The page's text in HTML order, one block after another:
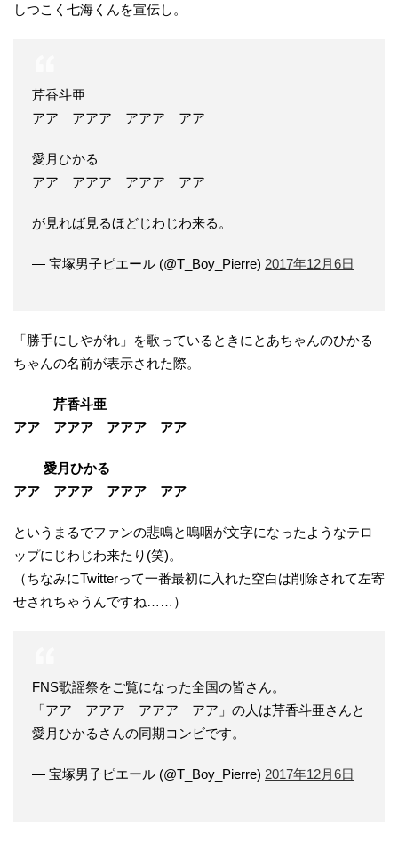
しつこく七海くんを宣伝し。
芹香斗亜
アア アアア アアア アア
愛月ひかる
アア アアア アアア アア
が見れば見るほどじわじわ来る。
— 宝塚男子ピエール (@T_Boy_Pierre) 2017年12月6日
「勝手にしやがれ」を歌っているときにとあちゃんのひかる
ちゃんの名前が表示された際。
芹香斗亜
アア アアア アアア アア
愛月ひかる
アア アアア アアア アア
というまるでファンの悲鳴と嗚咽が文字になったようなテロ
ップにじわじわ来たり(笑)。
（ちなみにTwitterって一番最初に入れた空白は削除されて左寄
せされちゃうんですね……）
FNS歌謡祭をご覧になった全国の皆さん。
「アア アアア アアア アア」の人は芹香斗亜さんと
愛月ひかるさんの同期コンビです。
— 宝塚男子ピエール (@T_Boy_Pierre) 2017年12月6日